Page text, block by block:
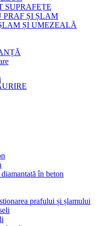
SUPRAFEȚE
PRAF ȘI ȘLAM
ȘI UMEZEALĂ
în beton
prafului și șlamului